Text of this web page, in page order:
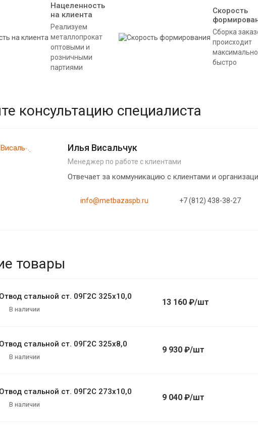
Нацеленность
на клиента
Реализуем
металлопрокат
оптовыми и
розничными
партиями
Скорость
Сборка
происходит
максимально
быстро
консультацию специалиста
Илья Висальчук
Менеджер по работе с клиентами
Отвечает за коммуникацию с клиентами и
info@metbazaspb.ru +7 (812) 438-38-27
товары
стальной ст. 09Г2С 325х10,0
В наличии
13 160 ₽/шт
стальной ст. 09Г2С 325х8,0
В наличии
9 930 ₽/шт
стальной ст. 09Г2С 273х10,0
В наличии
9 040 ₽/шт